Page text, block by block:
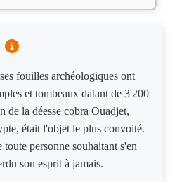
fouilles archéologiques ont
et tombeaux datant de 3'200
de la déesse cobra Ouadjet,
était l'objet le plus convoité.
personne souhaitant s'en
son esprit à jamais.